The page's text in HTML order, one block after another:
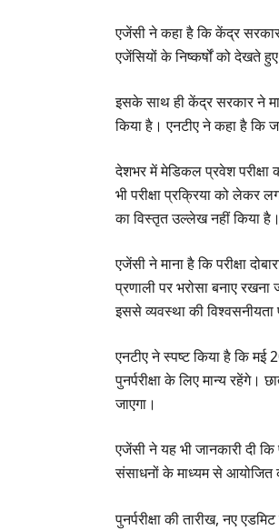
एजेंसी ने कहा है कि केंद्र
एजेंसियों के निष्कर्षों को देखते हुए
इसके साथ ही केंद्र सरकार ने
किया है। एनटीए ने कहा है कि
देशभर में मेडिकल प्रवेश
भी परीक्षा प्रक्रिया को लेकर
का विस्तृत उल्लेख नहीं किया है।
एजेंसी ने माना है कि परीक्षा
प्रणाली पर भरोसा बनाए रखना
इससे व्यवस्था की
एनटीए ने स्पष्ट किया है कि मई
पुनर्परीक्षा के लिए मान्य रहेंगे।
जाएगा।
एजेंसी ने यह भी जानकारी दी
संसाधनों के माध्यम से आयोजित
पुनर्परीक्षा की तारीख, नए